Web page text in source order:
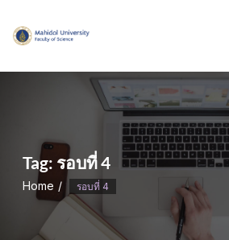
content
Tag: รอบที่ 4
Home รอบที่ 4